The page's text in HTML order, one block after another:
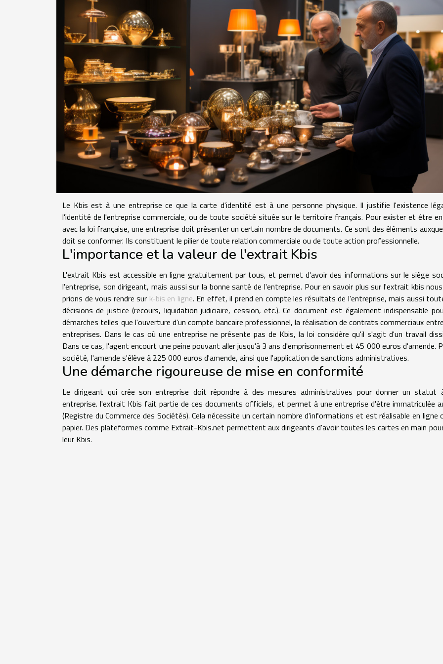
Le Kbis est à une entreprise ce que la carte d'identité est à une personne physique. Il justifie l'existence
l'identité de l'entreprise commerciale, ou de toute société située sur le territoire français. Pour exister et être
avec la loi française, une entreprise doit présenter un certain nombre de documents. Ce sont des éléments
doit se conformer. Ils constituent le pilier de toute relation commerciale ou de toute action professionnelle.
L'importance et la valeur de l'extrait Kbis
L'extrait Kbis est accessible en ligne gratuitement par tous, et permet d'avoir des informations sur le siège
l'entreprise, son dirigeant, mais aussi sur la bonne santé de l'entreprise. Pour en savoir plus sur l'extrait kbis
prions de vous rendre sur k-bis en ligne. En effet, il prend en compte les résultats de l'entreprise, mais aussi
décisions de justice (recours, liquidation judiciaire, cession, etc.). Ce document est également indispensable
démarches telles que l'ouverture d'un compte bancaire professionnel, la réalisation de contrats commerciaux
entreprises. Dans le cas où une entreprise ne présente pas de Kbis, la loi considère qu'il s'agit d'un travail
Dans ce cas, l'agent encourt une peine pouvant aller jusqu'à 3 ans d'emprisonnement et 45 000 euros d'amende.
société, l'amende s'élève à 225 000 euros d'amende, ainsi que l'application de sanctions administratives.
Une démarche rigoureuse de mise en conformité
Le dirigeant qui crée son entreprise doit répondre à des mesures administratives pour donner un statut
entreprise. l'extrait Kbis fait partie de ces documents officiels, et permet à une entreprise d'être immatriculée
(Registre du Commerce des Sociétés). Cela nécessite un certain nombre d'informations et est réalisable en ligne
papier. Des plateformes comme Extrait-Kbis.net permettent aux dirigeants d'avoir toutes les cartes en main
leur Kbis.